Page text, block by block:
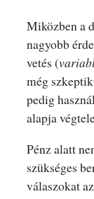
Miközben a
nagyobb
vetés (
még
pedig
alapja
Pénz alatt
szükséges
válaszokat